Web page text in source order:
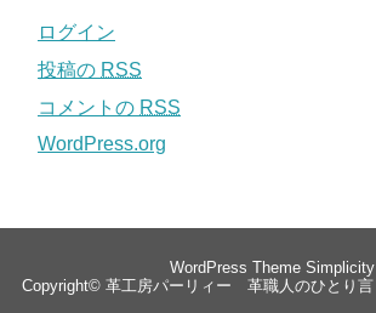
ログイン
投稿の RSS
コメントの RSS
WordPress.org
WordPress Theme Simplicity
Copyright© 革工房パーリィー 革職人のひとり言